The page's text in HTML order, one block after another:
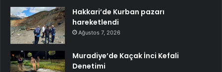
Hakkari’de Kurban pazarı
hareketlendi
Ağustos 7, 2026
Muradiye’de Kaçak İnci Kefali
Denetimi